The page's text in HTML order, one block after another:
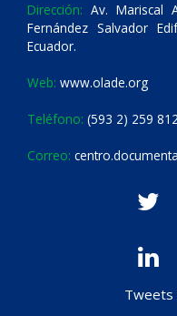
Dirección: Av. Mariscal
Fernández Salvador
Ecuador.
Web: www.olade.org
Teléfono: (593 2) 259
Correo:
Tweets